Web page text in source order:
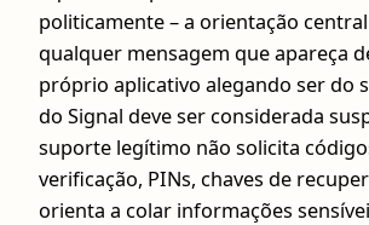
politicamente – a orientação
qualquer mensagem que apareça
próprio aplicativo alegando ser do
do Signal deve ser considerada
suporte legítimo não solicita
verificação, PINs, chaves de
orienta a colar informações